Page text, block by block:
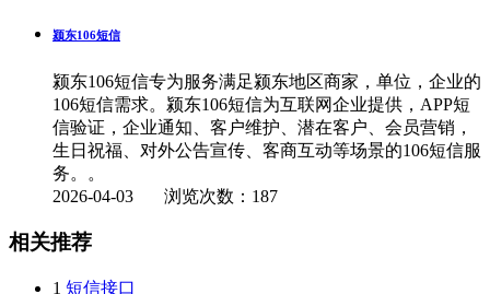
颍东106短信
颍东106短信专为服务满足颍东地区商家，单位，企业的
106短信需求。颍东106短信为互联网企业提供，APP短
信验证，企业通知、客户维护、潜在客户、会员营销，
生日祝福、对外公告宣传、客商互动等场景的106短信服
务。。
2026-04-03 浏览次数：187
相关推荐
1 短信接口